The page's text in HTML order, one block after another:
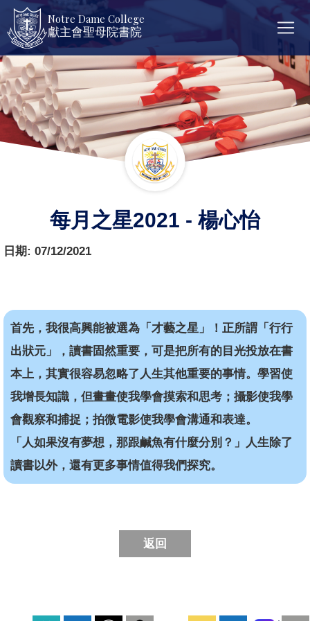
Notre Dame College
獻主會聖母院書院
每月之星2021 - 楊心怡
日期: 07/12/2021
首先，我很高興能被選為「才藝之星」！正所謂「行行
出狀元」，讀書固然重要，可是把所有的目光投放在書
本上，其實很容易忽略了人生其他重要的事情。學習使
我增長知識，但畫畫使我學會摸索和思考；攝影使我學
會觀察和捕捉；拍微電影使我學會溝通和表達。
「人如果沒有夢想，那跟鹹魚有什麼分別？」人生除了
讀書以外，還有更多事情值得我們探究。
返回